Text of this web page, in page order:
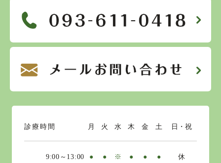
診療時間 月 火 水 木 金 土 日・祝
9:00～13:00 ● ● ※ ● ● ●
休